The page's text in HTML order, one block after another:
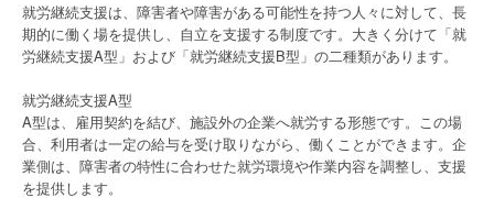
就労継続支援は、障害者や障害がある可能性を持つ人々に対して、長
期的に働く場を提供し、自立を支援する制度です。大きく分けて「就
労継続支援A型」および「就労継続支援B型」の二種類があります。
就労継続支援A型
A型は、雇用契約を結び、施設外の企業へ就労する形態です。この場
合、利用者は一定の給与を受け取りながら、働くことができます。企
業側は、障害者の特性に合わせた就労環境や作業内容を調整し、支援
を提供します。